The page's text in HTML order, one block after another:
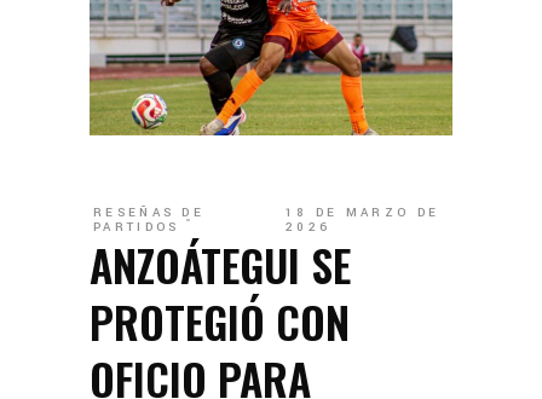
RESEÑAS DE
PARTIDOS
18 DE MARZO DE
2026
ANZOÁTEGUI SE
PROTEGIÓ CON
OFICIO PARA